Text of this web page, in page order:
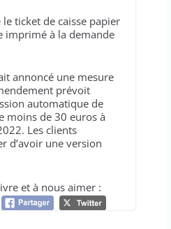
ticket de caisse papier
imprimé à la demande
annoncé une mesure
prévoit
automatique de
moins de 30 euros à
Les clients
d’avoir une version
et à nous aimer :